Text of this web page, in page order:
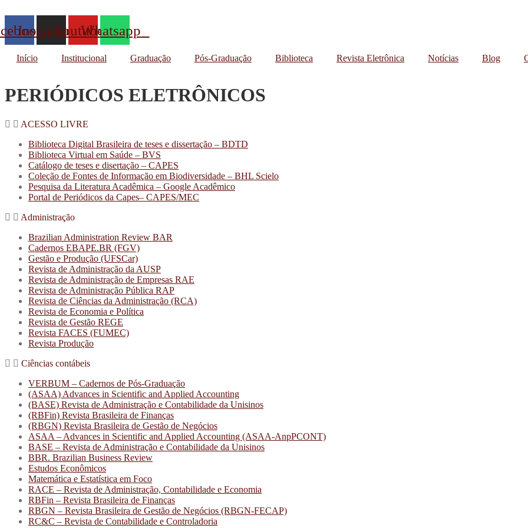
InstagramYoutubeWhatsapp
Início Institucional Graduação Pós-Graduação Biblioteca Revista Eletrônica Notícias Blog
PERIÓDICOS ELETRÔNICOS
ACESSO LIVRE
Biblioteca Digital Brasileira de teses e dissertação – BDTD
Biblioteca Virtual em Saúde – BVS
Catálogo de teses e disertação – CAPES
Coleção de Fontes de Informação em Biodiversidade – BHL Scielo
Pesquisa da Literatura Acadêmica – Google Acadêmico
Portal de Periódicos da Capes– CAPES/MEC
Administração
Brazilian Administration Review BAR
Cadernos EBAPE.BR (FGV)
Gestão e Produção (UFSCar)
Revista de Administração da AUSP
Revista de Administração de Empresas RAE
Revista de Administração Pública RAP
Revista de Ciências da Administração (RCA)
Revista de Economia e Política
Revista de Gestão REGE
Revista FACES (FUMEC)
Revista Produção
Ciências contábeis
VERBUM – Cadernos de Pós-Graduação
(ASAA) Advances in Scientific and Applied Accounting
(BASE) Revista de Administração e Contabilidade da Unisinos
(RBFin) Revista Brasileira de Finanças
(RBGN) Revista Brasileira de Gestão de Negócios
ASAA – Advances in Scientific and Applied Accounting (ASAA-AnpPCONT)
BASE – Revista de Administração e Contabilidade da Unisinos
BBR. Brazilian Business Review
Estudos Econômicos
Matemática e Estatística em Foco
RACE – Revista de Administração, Contabilidade e Economia
RBFin – Revista Brasileira de Finanças
RBGN – Revista Brasileira de Gestão de Negócios (RBGN-FECAP)
RC&C – Revista de Contabilidade e Controladoria